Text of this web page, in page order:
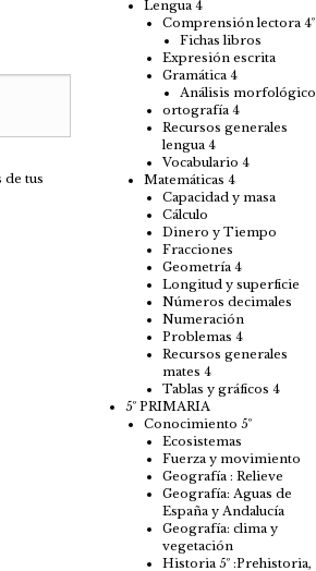
de tus
Lengua 4
Comprensión lectora 4º
Fichas libros
Expresión escrita
Gramática 4
Análisis morfológico
ortografía 4
Recursos generales
lengua 4
Vocabulario 4
Matemáticas 4
Capacidad y masa
Cálculo
Dinero y Tiempo
Fracciones
Geometría 4
Longitud y superficie
Números decimales
Numeración
Problemas 4
Recursos generales
mates 4
Tablas y gráficos 4
5º PRIMARIA
Conocimiento 5º
Ecosistemas
Fuerza y movimiento
Geografía : Relieve
Geografía: Aguas de
España y Andalucía
Geografía: clima y
vegetación
Historia 5º :Prehistoria,